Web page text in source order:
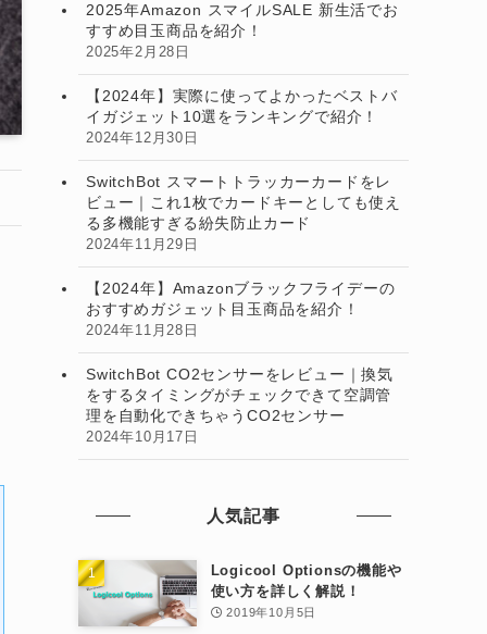
2025年Amazon スマイルSALE 新生活でお
すすめ目玉商品を紹介！
2025年2月28日
【2024年】実際に使ってよかったベストバ
イガジェット10選をランキングで紹介！
2024年12月30日
SwitchBot スマートトラッカーカードをレ
ビュー｜これ1枚でカードキーとしても使え
る多機能すぎる紛失防止カード
2024年11月29日
【2024年】Amazonブラックフライデーの
おすすめガジェット目玉商品を紹介！
2024年11月28日
SwitchBot CO2センサーをレビュー｜換気
をするタイミングがチェックできて空調管
理を自動化できちゃうCO2センサー
2024年10月17日
人気記事
Logicool Optionsの機能や
使い方を詳しく解説！
2019年10月5日